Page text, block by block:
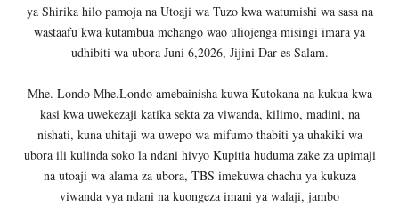
ya Shirika hilo pamoja na Utoaji wa Tuzo kwa watumishi wa sasa na
wastaafu kwa kutambua mchango wao uliojenga misingi imara ya
udhibiti wa ubora Juni 6,2026, Jijini Dar es Salam.
Mhe. Londo Mhe.Londo amebainisha kuwa Kutokana na kukua kwa
kasi kwa uwekezaji katika sekta za viwanda, kilimo, madini, na
nishati, kuna uhitaji wa uwepo wa mifumo thabiti ya uhakiki wa
ubora ili kulinda soko la ndani hivyo Kupitia huduma zake za upimaji
na utoaji wa alama za ubora, TBS imekuwa chachu ya kukuza
viwanda vya ndani na kuongeza imani ya walaji, jambo